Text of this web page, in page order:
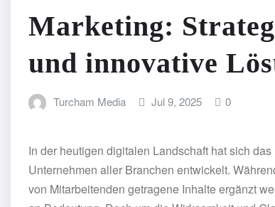
Marketing:
und innovative
Turcham Media Jul 9, 2025 0
In der heutigen digitalen Landschaft hat sich
Unternehmen aller Branchen entwickelt.
von Mitarbeitenden getragene Inhalte ergänzt